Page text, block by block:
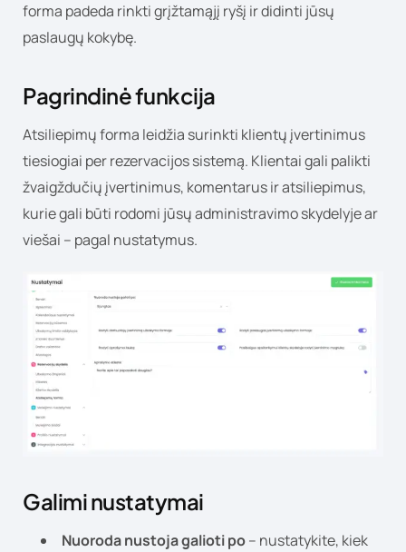
forma padeda rinkti grįžtamąjį ryšį ir didinti jūsų
paslaugų kokybę.
Pagrindinė funkcija
Atsiliepimų forma leidžia surinkti klientų įvertinimus
tiesiogiai per rezervacijos sistemą. Klientai gali palikti
žvaigždučių įvertinimus, komentarus ir atsiliepimus,
kurie gali būti rodomi jūsų administravimo skydelyje ar
viešai – pagal nustatymus.
Galimi nustatymai
Nuoroda nustoja galioti po– nustatykite, kiek